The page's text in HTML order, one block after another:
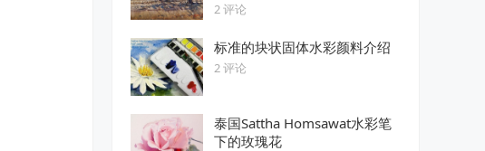
2 评论
标准的块状固体水彩颜料介绍
2 评论
泰国Sattha Homsawat水彩笔
下的玫瑰花